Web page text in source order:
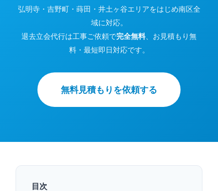
弘明寺・吉野町・蒔田・井土ヶ谷エリアをはじめ南区全
域に対応。
退去立会代行は工事ご依頼で完全無料、お見積もり無
料・最短即日対応です。
無料見積もりを依頼する
目次